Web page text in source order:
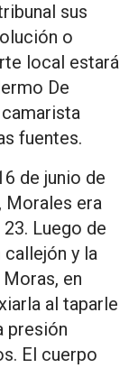
sus
o
local estará
De
fuentes.
de junio de
Morales era
Luego de
callejón y la
en
al taparle
presión
El cuerpo